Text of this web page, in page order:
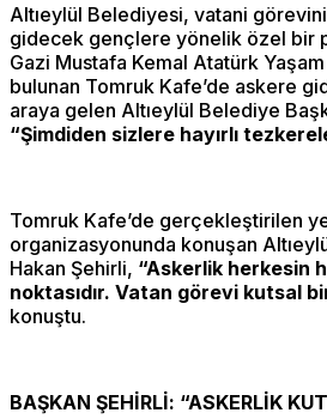
Altıeylül Belediyesi, vatani
gidecek gençlere yönelik özel bir
Gazi Mustafa Kemal Atatürk
bulunan Tomruk Kafe’de askere
araya gelen Altıeylül Belediye
“Şimdiden sizlere hayırlı
Tomruk Kafe’de gerçekleştirilen
organizasyonunda konuşan
Hakan Şehirli, “Askerlik herkesin
noktasıdır. Vatan görevi kutsal
konuştu.
BAŞKAN ŞEHİRLİ: “ASKERLİK